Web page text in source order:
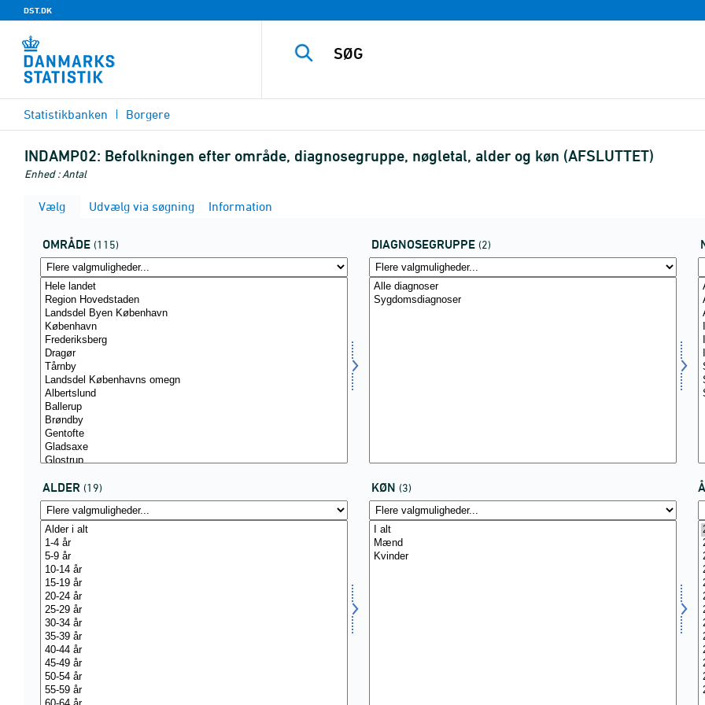
DST.DK
Statistikbanken Borgere
INDAMP02: Befolkningen efter område, diagnosegruppe, nøgletal, alder og køn (AFSLUTTET)
Enhed : Antal
Vælg Udvælg via søgning Information
OMRÅDE (115) DIAGNOSEGRUPPE (2)
ALDER (19) KØN (3)